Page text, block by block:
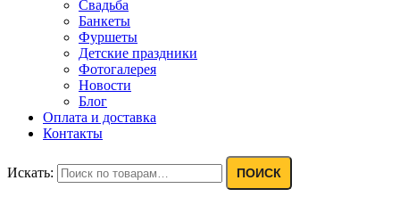
Свадьба
Банкеты
Фуршеты
Детские праздники
Фотогалерея
Новости
Блог
Оплата и доставка
Контакты
Искать: ПОИСК